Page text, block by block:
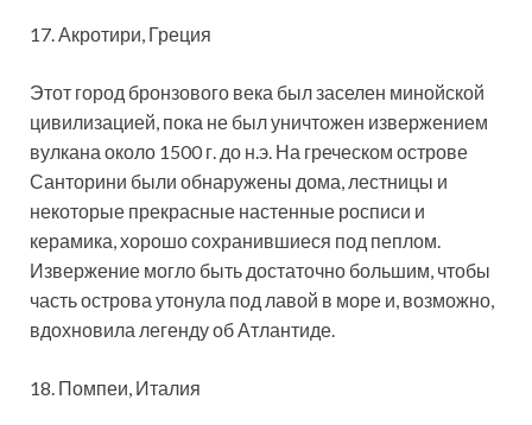
17. Акротири, Греция
Этот город бронзового века был заселен минойской
цивилизацией, пока не был уничтожен извержением
вулкана около 1500 г. до н.э. На греческом острове
Санторини были обнаружены дома, лестницы и
некоторые прекрасные настенные росписи и
керамика, хорошо сохранившиеся под пеплом.
Извержение могло быть достаточно большим, чтобы
часть острова утонула под лавой в море и, возможно,
вдохновила легенду об Атлантиде.
18. Помпеи, Италия